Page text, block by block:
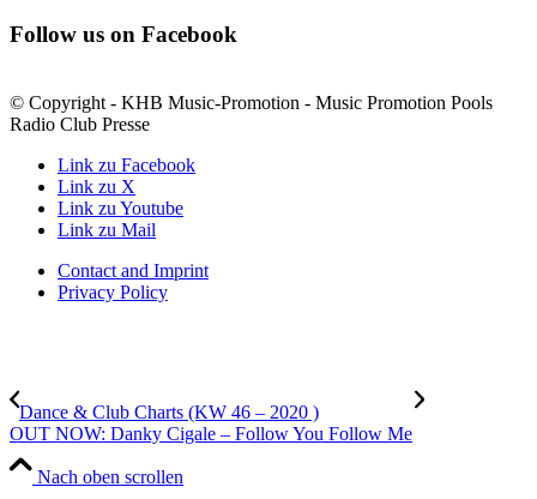
Follow us on Facebook
© Copyright - KHB Music-Promotion - Music Promotion Pools
Radio Club Presse
Link zu Facebook
Link zu X
Link zu Youtube
Link zu Mail
Contact and Imprint
Privacy Policy
Dance & Club Charts (KW 46 – 2020 )
OUT NOW: Danky Cigale – Follow You Follow Me
Nach oben scrollen